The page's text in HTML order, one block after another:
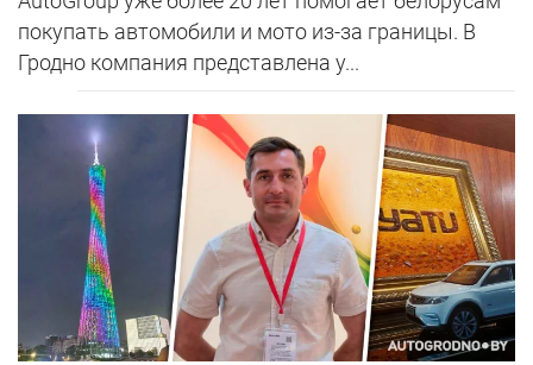
покупать автомобили и мото из-за границы. В
Гродно компания представлена у...